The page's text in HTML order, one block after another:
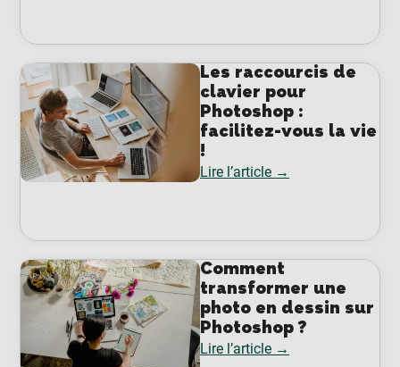
Les raccourcis de
clavier pour
Photoshop :
facilitez-vous la vie
!
Lire l’article →
Comment
transformer une
photo en dessin sur
Photoshop ?
Lire l’article →